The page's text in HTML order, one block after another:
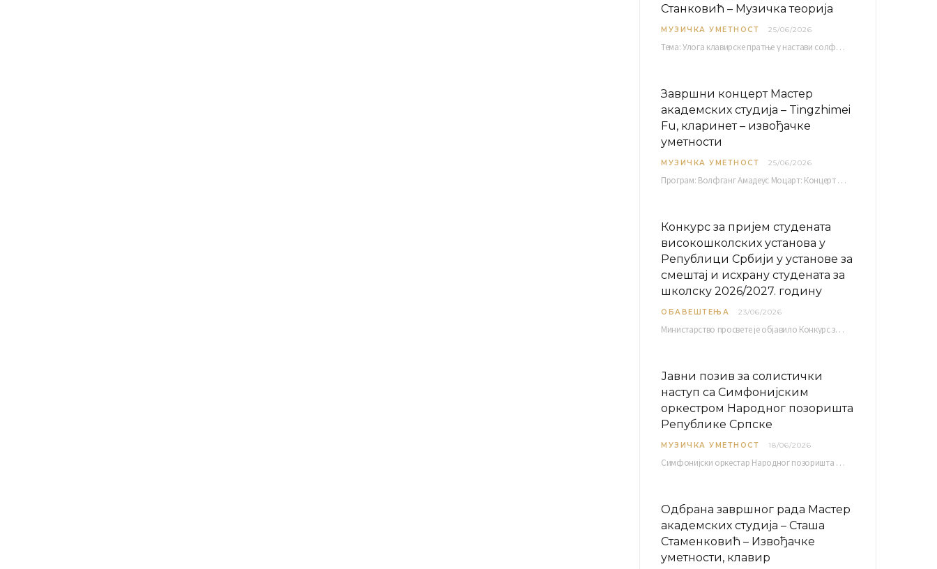
Станковић – Музичка теорија
МУЗИЧКА УМЕТНОСТ 25/06/2026
Тема: Улога клавирске пратње у настави солфеђа у првом циклусу основне музичке школе Ментор…
Завршни концерт Мастер
академских студија – Tingzhimei
Fu, кларинет – извођачке
уметности
МУЗИЧКА УМЕТНОСТ 25/06/2026
Програм: Волфганг Амадеус Моцарт: Концерт за кларинет и оркестар, А-дур Ментор Милош Мијатовић, редовни…
Конкурс за пријем студената
високошколских установа у
Републици Србији у установе за
смештај и исхрану студената за
школску 2026/2027. годину
ОБАВЕШТЕЊА 23/06/2026
Министарство просвете је објавило Конкурс за пријем студената високошколских установа у Републици Србији у установе…
Јавни позив за солистички
наступ са Симфонијским
оркестром Народног позоришта
Републике Српске
МУЗИЧКА УМЕТНОСТ 18/06/2026
Симфонијски оркестар Народног позоришта Републике Српске расписује јавни позив за учешће у пројекту „CRESCENDO: Нова…
Одбрана завршног рада Мастер
академских студија – Сташа
Стаменковић – Извођачке
уметности, клавир